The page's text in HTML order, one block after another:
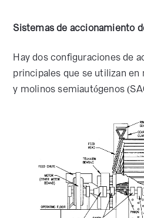
Sistemas de accionamiento
Hay dos configuraciones de
principales que se utilizan en
y molinos semiautógenos